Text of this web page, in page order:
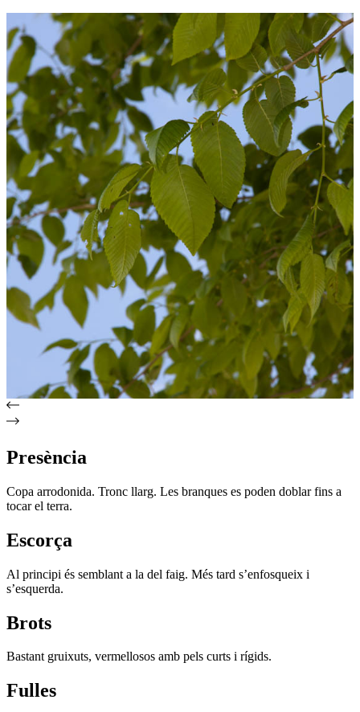
Presència
Copa arrodonida. Tronc llarg. Les branques es poden doblar fins a
tocar el terra.
Escorça
Al principi és semblant a la del faig. Més tard s’enfosqueix i
s’esquerda.
Brots
Bastant gruixuts, vermellosos amb pels curts i rígids.
Fulles